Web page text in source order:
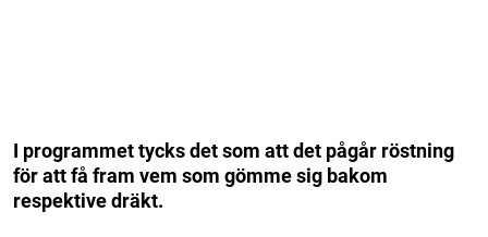
I programmet tycks det som att det pågår röstning
för att få fram vem som gömme sig bakom
respektive dräkt.